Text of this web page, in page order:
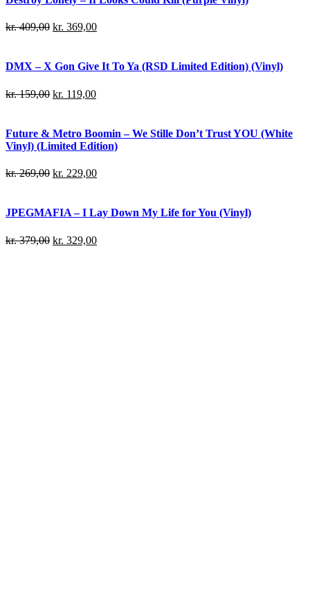
kr.409,00 kr. 369,00
DMX – X Gon Give It To Ya (RSD Limited Edition) (Vinyl)
kr.159,00 kr. 119,00
Future & Metro Boomin – We Stille Don’t Trust YOU (White
Vinyl) (Limited Edition)
kr.269,00 kr. 229,00
JPEGMAFIA – I Lay Down My Life for You (Vinyl)
kr.379,00 kr. 329,00